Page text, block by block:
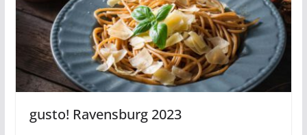
gusto! Ravensburg 2023